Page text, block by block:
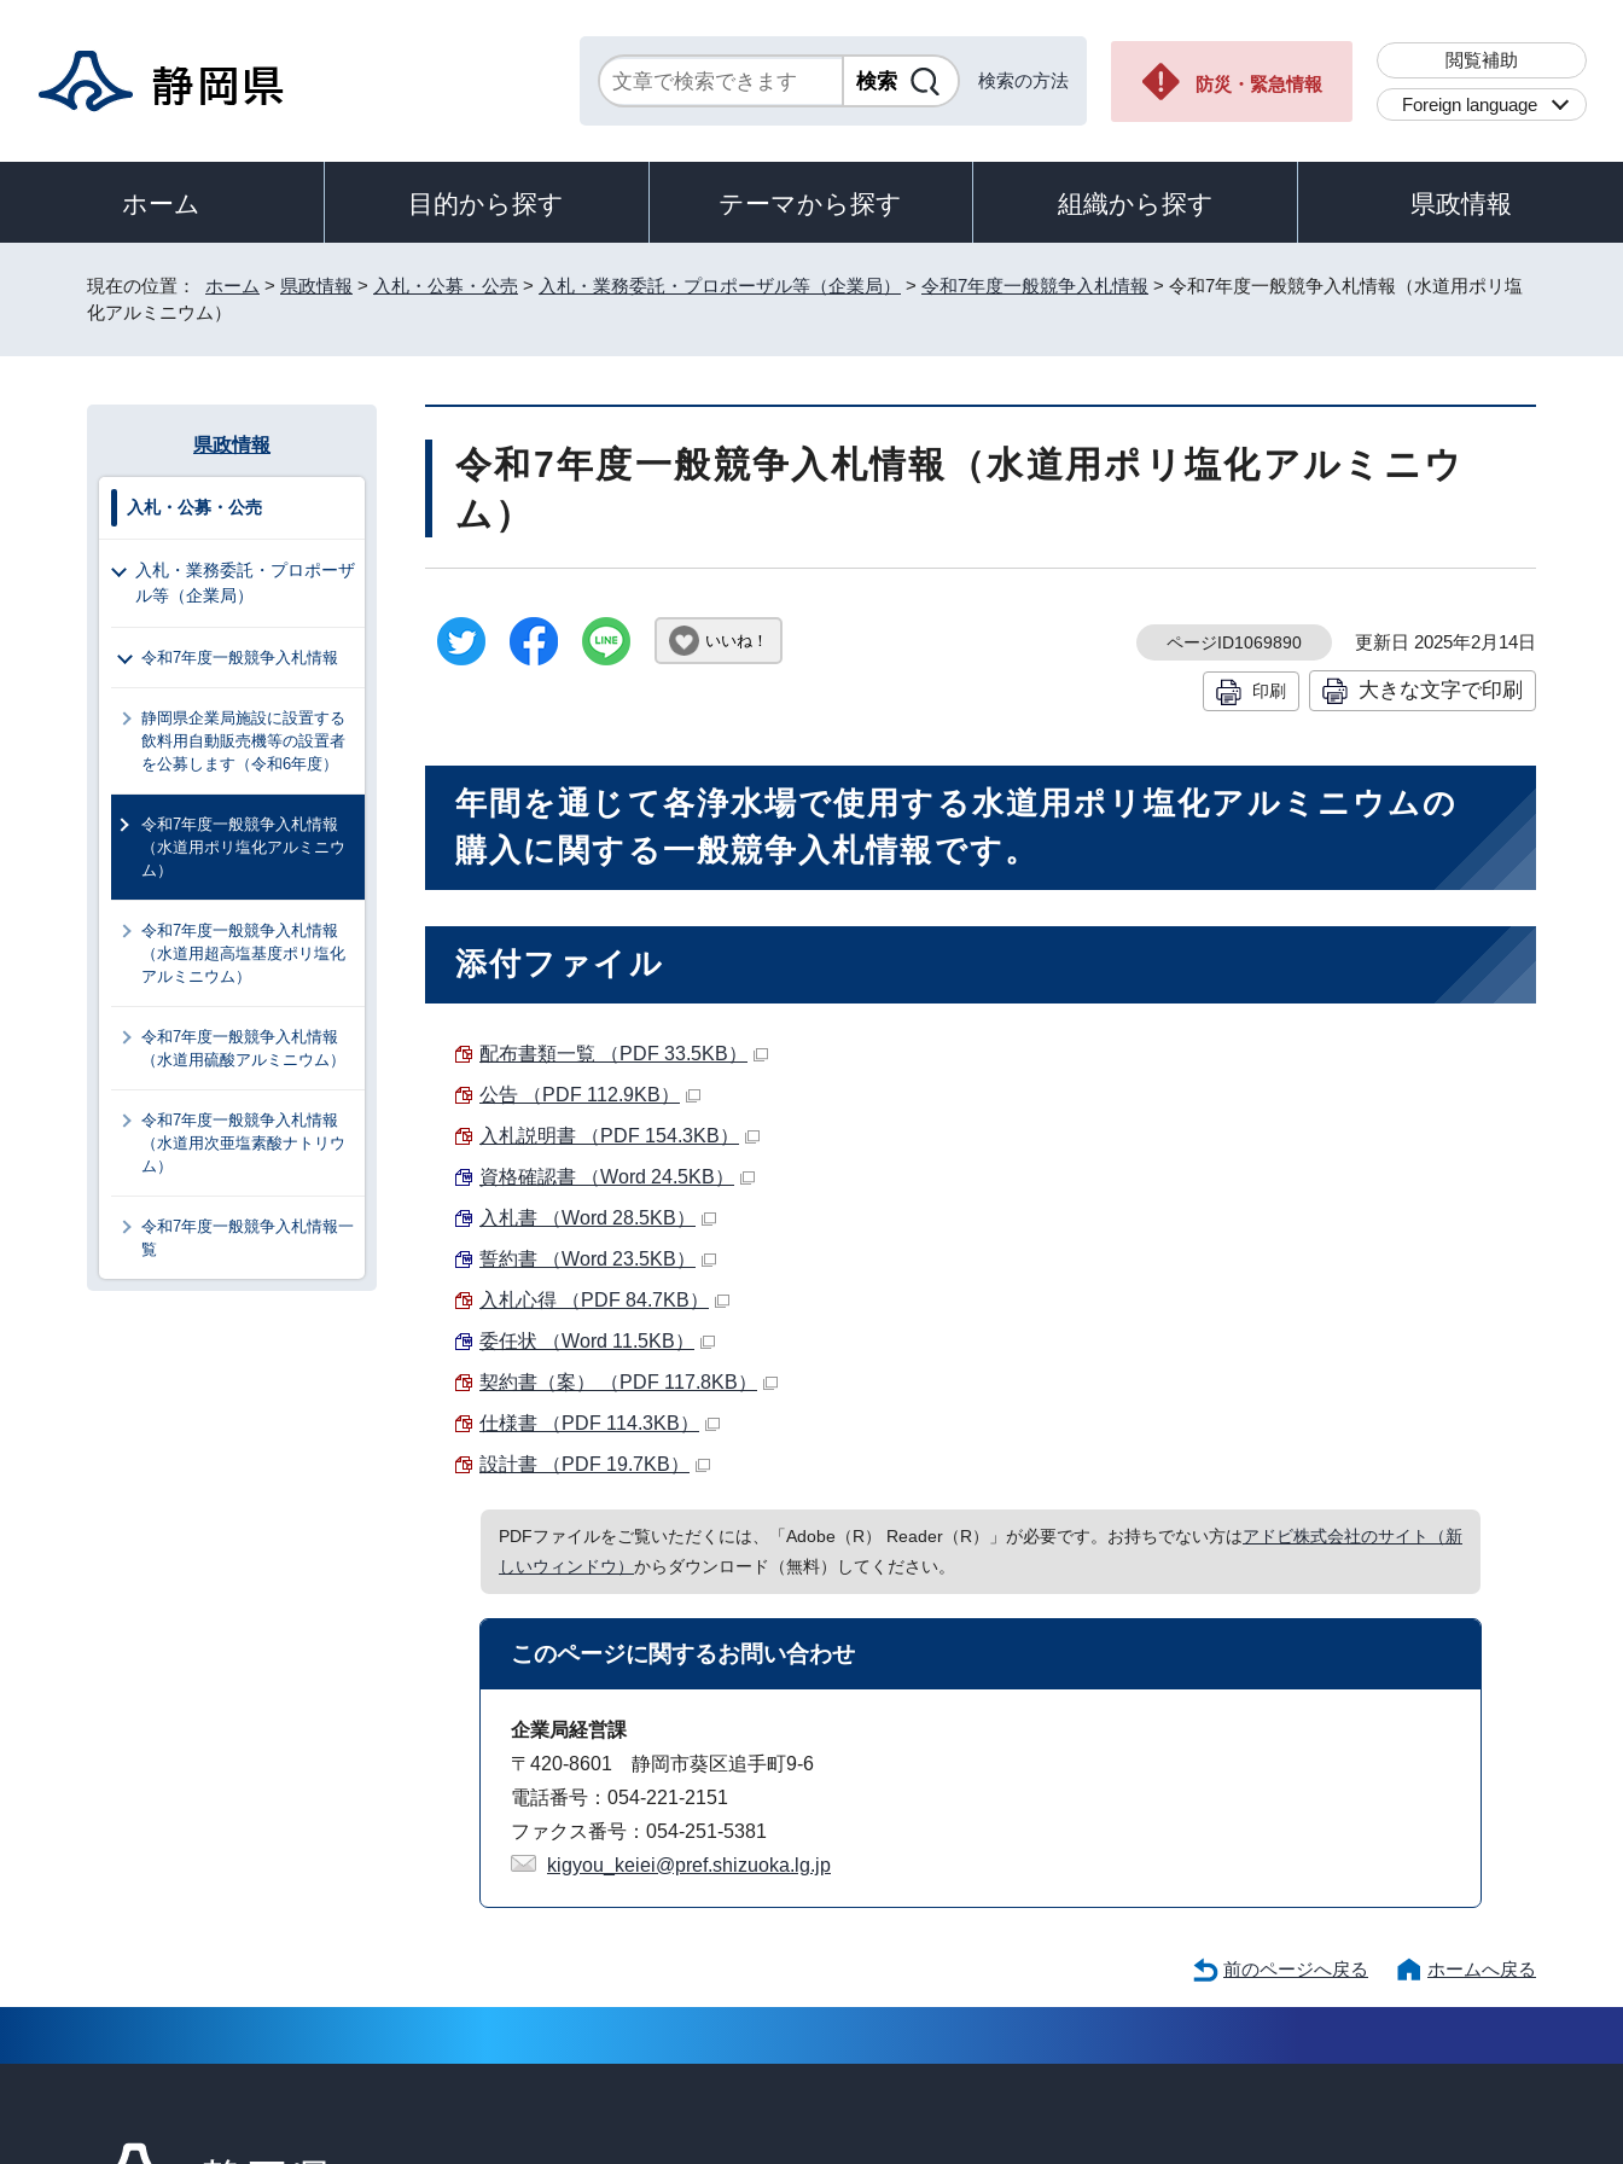
検索の方法 防災・緊急情報
閲覧補助
Foreign language
ホーム 目的から探す テーマから探す 組織から探す 県政情報
現在の位置： ホーム > 県政情報 > 入札・公募・公売 > 入札・業務委託・プロポーザル等（企業局） > 令和7年度一般競争入札情報 > 令和7年度一般競争入札情報（水道用ポリ塩
化アルミニウム）
令和7年度一般競争入札情報（水道用ポリ塩化アルミニウ
ム）
いいね！ ページID1069890 更新日 2025年2月14日
印刷 大きな文字で印刷
年間を通じて各浄水場で使用する水道用ポリ塩化アルミニウムの
購入に関する一般競争入札情報です。
添付ファイル
配布書類一覧 （PDF 33.5KB）
公告 （PDF 112.9KB）
入札説明書 （PDF 154.3KB）
資格確認書 （Word 24.5KB）
入札書 （Word 28.5KB）
誓約書 （Word 23.5KB）
入札心得 （PDF 84.7KB）
委任状 （Word 11.5KB）
契約書（案） （PDF 117.8KB）
仕様書 （PDF 114.3KB）
設計書 （PDF 19.7KB）
PDFファイルをご覧いただくには、「Adobe（R） Reader（R）」が必要です。お持ちでない方はアドビ株式会社のサイト（新
しいウィンドウ） からダウンロード（無料）してください。
このページに関するお問い合わせ
企業局経営課
〒420-8601 静岡市葵区追手町9-6
電話番号：054-221-2151
ファクス番号：054-251-5381
kigyou_keiei@pref.shizuoka.lg.jp
県政情報
入札・公募・公売
入札・業務委託・プロポーザ
ル等（企業局）
令和7年度一般競争入札情報
静岡県企業局施設に設置する
飲料用自動販売機等の設置者
を公募します（令和6年度）
令和7年度一般競争入札情報
（水道用ポリ塩化アルミニウ
ム）
令和7年度一般競争入札情報
（水道用超高塩基度ポリ塩化
アルミニウム）
令和7年度一般競争入札情報
（水道用硫酸アルミニウム）
令和7年度一般競争入札情報
（水道用次亜塩素酸ナトリウ
ム）
令和7年度一般競争入札情報一
覧
前のページへ戻る ホームへ戻る